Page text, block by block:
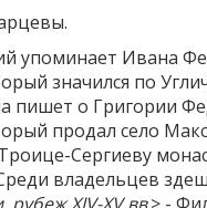
упоминает Ивана
значился по
пишет о Григории
продал село
Троице-Сергиеву
владельцев